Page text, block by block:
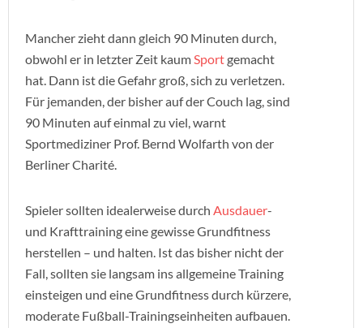
Mancher zieht dann gleich 90 Minuten durch,
obwohl er in letzter Zeit kaumSportgemacht
hat. Dann ist die Gefahr groß, sich zu verletzen.
Für jemanden, der bisher auf der Couch lag, sind
90 Minuten auf einmal zu viel, warnt
Sportmediziner Prof. Bernd Wolfarth von der
Berliner Charité.
Spieler sollten idealerweise durch Ausdauer-
und Krafttraining eine gewisse Grundfitness
herstellen – und halten. Ist das bisher nicht der
Fall, sollten sie langsam ins allgemeine Training
einsteigen und eine Grundfitness durch kürzere,
moderate Fußball-Trainingseinheiten aufbauen.